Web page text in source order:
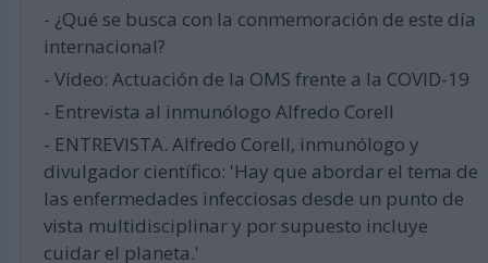
- ¿Qué se busca con la conmemoración de este día
internacional?
- Vídeo: Actuación de la OMS frente a la COVID-19
- Entrevista al inmunólogo Alfredo Corell
- ENTREVISTA. Alfredo Corell, inmunólogo y
divulgador científico: 'Hay que abordar el tema de
las enfermedades infecciosas desde un punto de
vista multidisciplinar y por supuesto incluye
cuidar el planeta.'